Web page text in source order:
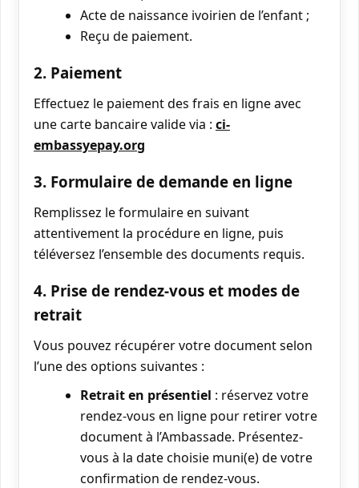
Acte de naissance ivoirien de l’enfant ;
Reçu de paiement.
2. Paiement
Effectuez le paiement des frais en ligne avec
une carte bancaire valide via : ci-
embassyepay.org
3. Formulaire de demande en ligne
Remplissez le formulaire en suivant
attentivement la procédure en ligne, puis
téléversez l’ensemble des documents requis.
4. Prise de rendez-vous et modes de
retrait
Vous pouvez récupérer votre document selon
l’une des options suivantes :
Retrait en présentiel : réservez votre
rendez-vous en ligne pour retirer votre
document à l’Ambassade. Présentez-
vous à la date choisie muni(e) de votre
confirmation de rendez-vous.